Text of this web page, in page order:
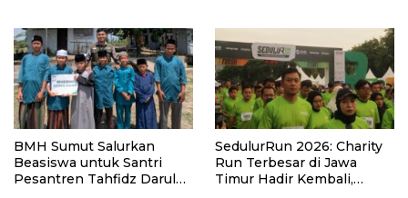
BMH Sumut Salurkan
Beasiswa untuk Santri
Pesantren Tahfidz Darul
SedulurRun 2026: Charity
Run Terbesar di Jawa
Timur Hadir Kembali,